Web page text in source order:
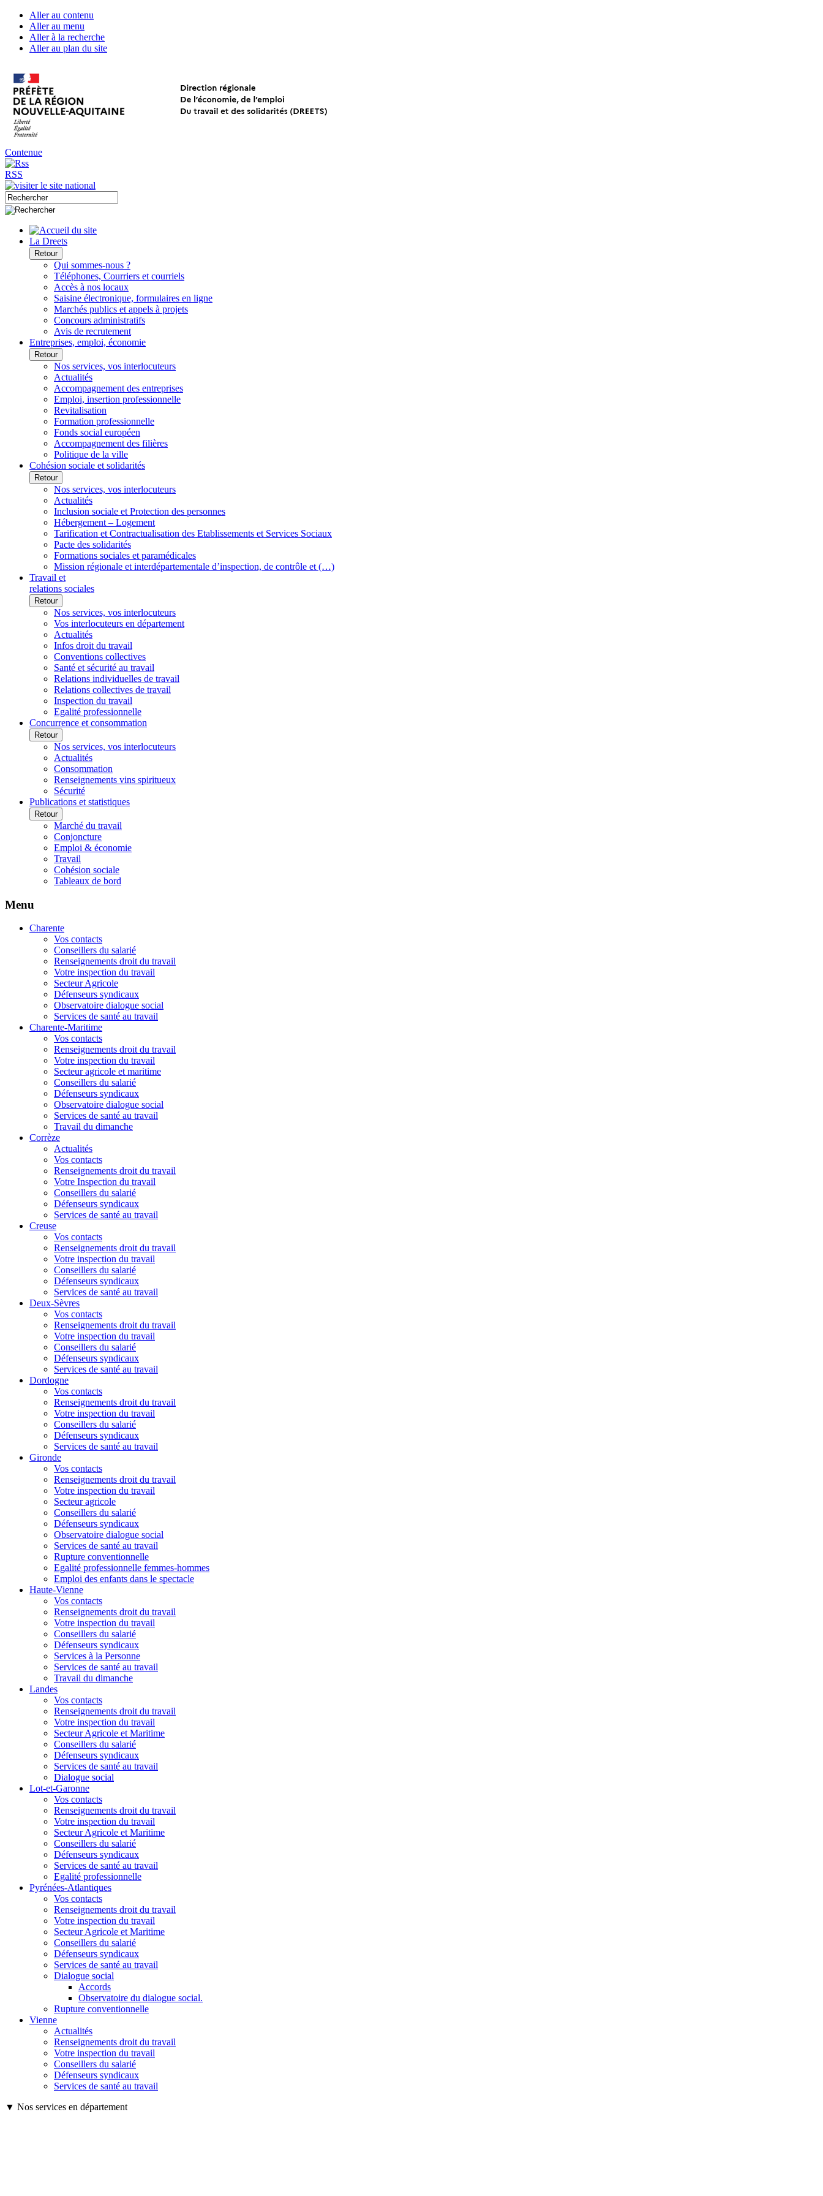
Aller au contenu
Aller au menu
Aller à la recherche
Aller au plan du site
Contenue
RSS
La Dreets
Retour
Qui sommes-nous ?
Téléphones, Courriers et courriels
Accès à nos locaux
Saisine électronique, formulaires en ligne
Marchés publics et appels à projets
Concours administratifs
Avis de recrutement
Entreprises, emploi, économie
Retour
Nos services, vos interlocuteurs
Actualités
Accompagnement des entreprises
Emploi, insertion professionnelle
Revitalisation
Formation professionnelle
Fonds social européen
Accompagnement des filières
Politique de la ville
Cohésion sociale et solidarités
Retour
Nos services, vos interlocuteurs
Actualités
Inclusion sociale et Protection des personnes
Hébergement – Logement
Tarification et Contractualisation des Etablissements et Services Sociaux
Pacte des solidarités
Formations sociales et paramédicales
Mission régionale et interdépartementale d’inspection, de contrôle et (…)
Travail et
relations sociales
Retour
Nos services, vos interlocuteurs
Vos interlocuteurs en département
Actualités
Infos droit du travail
Conventions collectives
Santé et sécurité au travail
Relations individuelles de travail
Relations collectives de travail
Inspection du travail
Egalité professionnelle
Concurrence et consommation
Retour
Nos services, vos interlocuteurs
Actualités
Consommation
Renseignements vins spiritueux
Sécurité
Publications et statistiques
Retour
Marché du travail
Conjoncture
Emploi & économie
Travail
Cohésion sociale
Tableaux de bord
Menu
Charente
Vos contacts
Conseillers du salarié
Renseignements droit du travail
Votre inspection du travail
Secteur Agricole
Défenseurs syndicaux
Observatoire dialogue social
Services de santé au travail
Charente-Maritime
Vos contacts
Renseignements droit du travail
Votre inspection du travail
Secteur agricole et maritime
Conseillers du salarié
Défenseurs syndicaux
Observatoire dialogue social
Services de santé au travail
Travail du dimanche
Corrèze
Actualités
Vos contacts
Renseignements droit du travail
Votre Inspection du travail
Conseillers du salarié
Défenseurs syndicaux
Services de santé au travail
Creuse
Vos contacts
Renseignements droit du travail
Votre inspection du travail
Conseillers du salarié
Défenseurs syndicaux
Services de santé au travail
Deux-Sèvres
Vos contacts
Renseignements droit du travail
Votre inspection du travail
Conseillers du salarié
Défenseurs syndicaux
Services de santé au travail
Dordogne
Vos contacts
Renseignements droit du travail
Votre inspection du travail
Conseillers du salarié
Défenseurs syndicaux
Services de santé au travail
Gironde
Vos contacts
Renseignements droit du travail
Votre inspection du travail
Secteur agricole
Conseillers du salarié
Défenseurs syndicaux
Observatoire dialogue social
Services de santé au travail
Rupture conventionnelle
Egalité professionnelle femmes-hommes
Emploi des enfants dans le spectacle
Haute-Vienne
Vos contacts
Renseignements droit du travail
Votre inspection du travail
Conseillers du salarié
Défenseurs syndicaux
Services à la Personne
Services de santé au travail
Travail du dimanche
Landes
Vos contacts
Renseignements droit du travail
Votre inspection du travail
Secteur Agricole et Maritime
Conseillers du salarié
Défenseurs syndicaux
Services de santé au travail
Dialogue social
Lot-et-Garonne
Vos contacts
Renseignements droit du travail
Votre inspection du travail
Secteur Agricole et Maritime
Conseillers du salarié
Défenseurs syndicaux
Services de santé au travail
Egalité professionnelle
Pyrénées-Atlantiques
Vos contacts
Renseignements droit du travail
Votre inspection du travail
Secteur Agricole et Maritime
Conseillers du salarié
Défenseurs syndicaux
Services de santé au travail
Dialogue social
Accords
Observatoire du dialogue social.
Rupture conventionnelle
Vienne
Actualités
Renseignements droit du travail
Votre inspection du travail
Conseillers du salarié
Défenseurs syndicaux
Services de santé au travail
▼ Nos services en département